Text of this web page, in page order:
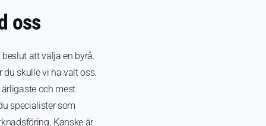
oss
att välja en byrå.
du skulle vi ha valt oss.
och mest
specialister som
Kanske är